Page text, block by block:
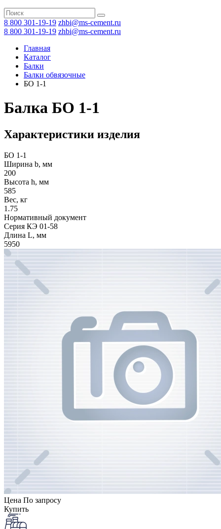
8 800 301-19-19 zhbi@ms-cement.ru
8 800 301-19-19 zhbi@ms-cement.ru
Главная
Каталог
Балки
Балки обвязочные
БО 1-1
Балка БО 1-1
Характеристики изделия
БО 1-1
Ширина b, мм
200
Высота h, мм
585
Вес, кг
1.75
Нормативный документ
Серия КЭ 01-58
Длина L, мм
5950
Цена По запросу
Купить